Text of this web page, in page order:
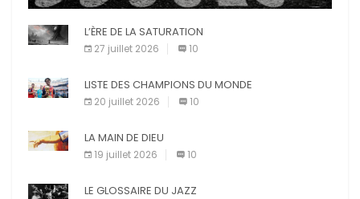
diverses (avertissement, […]
L’ÈRE DE LA SATURATION
27 juillet 2026 10
LISTE DES CHAMPIONS DU MONDE
20 juillet 2026 10
LA MAIN DE DIEU
19 juillet 2026 10
LE GLOSSAIRE DU JAZZ